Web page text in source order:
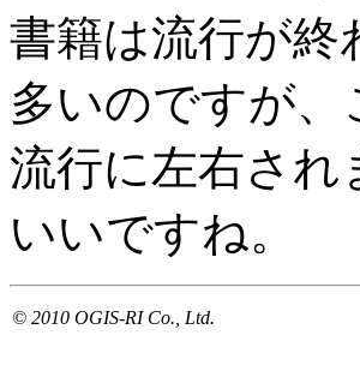
書籍は流行が
多いのですが
流行に左右さ
いいですね。
© 2010 OGIS-RI Co., Ltd.